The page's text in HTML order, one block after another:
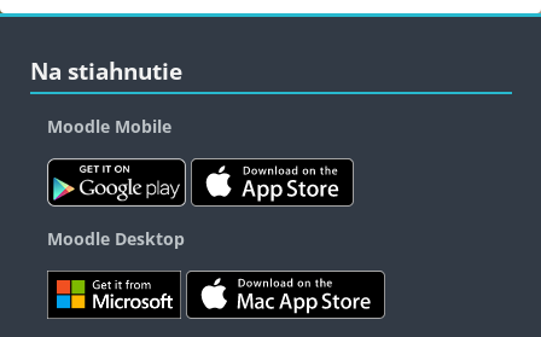
Bloky
Na stiahnutie
Moodle Mobile
Moodle Desktop